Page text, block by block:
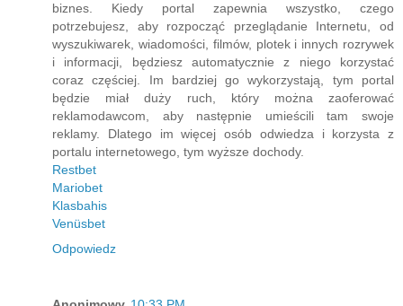
biznes. Kiedy portal zapewnia wszystko, czego
potrzebujesz, aby rozpocząć przeglądanie Internetu, od
wyszukiwarek, wiadomości, filmów, plotek i innych rozrywek
i informacji, będziesz automatycznie z niego korzystać
coraz częściej. Im bardziej go wykorzystają, tym portal
będzie miał duży ruch, który można zaoferować
reklamodawcom, aby następnie umieścili tam swoje
reklamy. Dlatego im więcej osób odwiedza i korzysta z
portalu internetowego, tym wyższe dochody.
Restbet
Mariobet
Klasbahis
Venüsbet
Odpowiedz